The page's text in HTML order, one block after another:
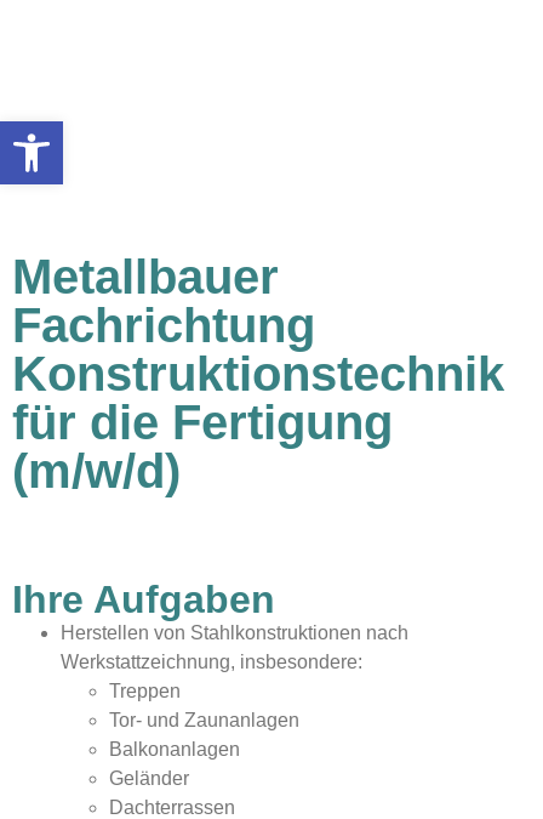
Metallbauer
Fachrichtung
Konstruktionstechnik
für die Fertigung
(m/w/d)
Ihre Aufgaben
Herstellen von Stahlkonstruktionen nach
Werkstattzeichnung, insbesondere:
Treppen
Tor- und Zaunanlagen
Balkonanlagen
Geländer
Dachterrassen
Werkzeugleiste öffnen